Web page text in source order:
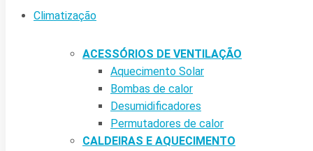
Climatização
ACESSÓRIOS DE VENTILAÇÃO
Aquecimento Solar
Bombas de calor
Desumidificadores
Permutadores de calor
CALDEIRAS E AQUECIMENTO